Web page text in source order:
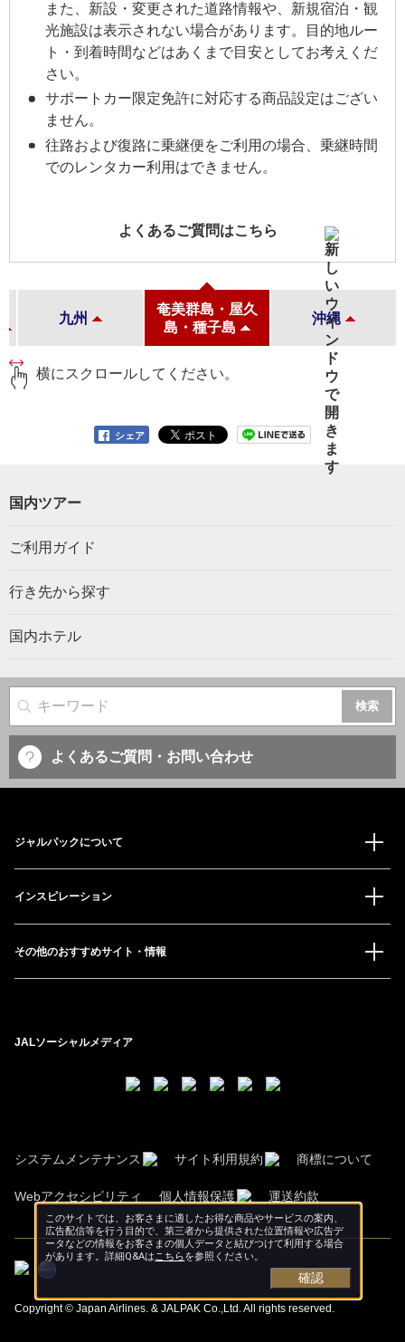
また、新設・変更された道路情報や、新規宿泊・観
光施設は表示されない場合があります。目的地ルー
ト・到着時間などはあくまで目安としてお考えくだ
さい。
サポートカー限定免許に対応する商品設定はござい
ません。
往路および復路に乗継便をご利用の場合、乗継時間
でのレンタカー利用はできません。
よくあるご質問はこちら
九州
奄美群島・屋久
島・種子島
沖縄
横にスクロールしてください。
シェア
国内ツアー
ご利用ガイド
行き先から探す
国内ホテル
サイト内検索
よくあるご質問・お問い合わせ
ジャルパックについて
インスピレーション
その他のおすすめサイト・情報
JALソーシャルメディア
システムメンテナンス サイト利用規約 商標について
Webアクセシビリティ 個人情報保護 運送約款
Copyright © Japan Airlines. & JALPAK Co.,Ltd. All rights reserved.
このサイトでは、お客さまに適したお得な商品やサービスの案内、
広告配信等を行う目的で、第三者から提供された位置情報や広告デ
ータなどの情報をお客さまの個人データと結びつけて利用する場合
があります。詳細Q&Aはこちらを参照ください。
確認